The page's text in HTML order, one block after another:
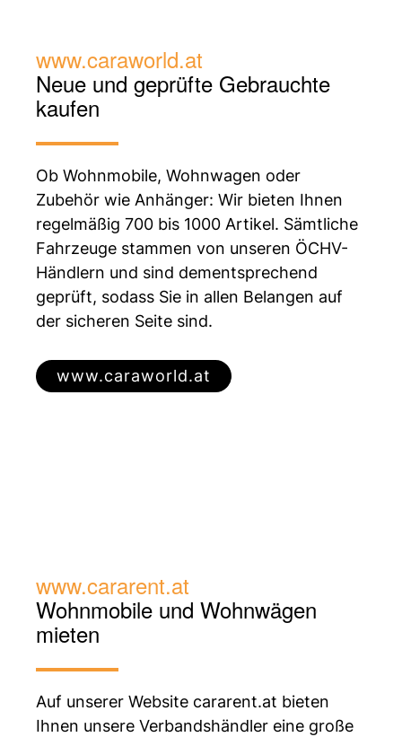
www.caraworld.at
Neue und geprüfte Gebrauchte
kaufen
Ob Wohnmobile, Wohnwagen oder
Zubehör wie Anhänger: Wir bieten Ihnen
regelmäßig 700 bis 1000 Artikel. Sämtliche
Fahrzeuge stammen von unseren ÖCHV-
Händlern und sind dementsprechend
geprüft, sodass Sie in allen Belangen auf
der sicheren Seite sind.
www.caraworld.at
www.cararent.at
Wohnmobile undWohnwägen
mieten
Auf unserer Website cararent.at bieten
Ihnen unsere Verbandshändler eine große